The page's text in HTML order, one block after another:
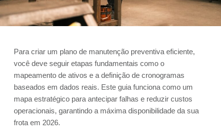
Para criar um plano de manutenção preventiva eficiente,
você deve seguir etapas fundamentais como o
mapeamento de ativos e a definição de cronogramas
baseados em dados reais. Este guia funciona como um
mapa estratégico para antecipar falhas e reduzir custos
operacionais, garantindo a máxima disponibilidade da sua
frota em 2026.